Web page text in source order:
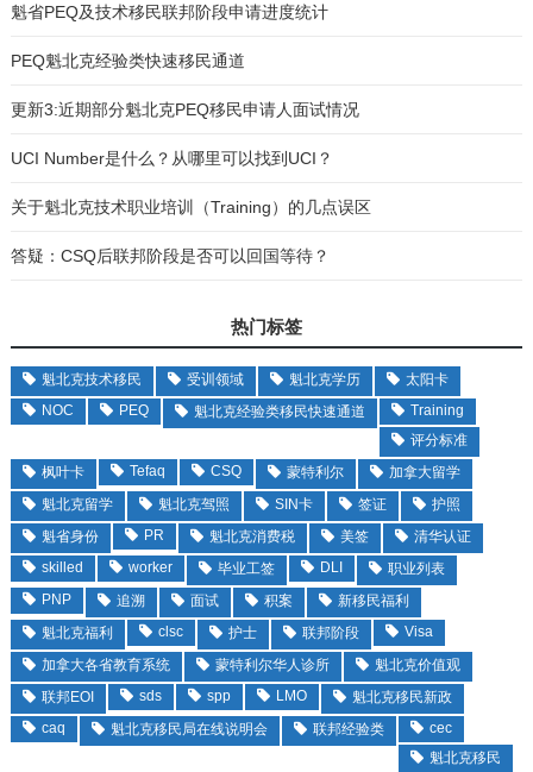
魁省PEQ及技术移民联邦阶段申请进度统计
PEQ魁北克经验类快速移民通道
更新3:近期部分魁北克PEQ移民申请人面试情况
UCI Number是什么？从哪里可以找到UCI？
关于魁北克技术职业培训（Training）的几点误区
答疑：CSQ后联邦阶段是否可以回国等待？
热门标签
魁北克技术移民 受训领域 魁北克学历
太阳卡
NOC
PEQ 魁北克经验类移民快速通道
Training
评分标准
枫叶卡
Tefaq CSQ 蒙特利尔
加拿大留学
魁北克留学
魁北克驾照 SIN卡 签证
护照
魁省身份
PR 魁北克消费税 美签
清华认证
skilled
worker 毕业工签 DLI
职业列表
PNP
追溯 面试 积案
新移民福利
魁北克福利
clsc 护士 联邦阶段
Visa
加拿大各省教育系统
蒙特利尔华人诊所
魁北克价值观
联邦EOI
sds spp LMO
魁北克移民新政
caq
魁北克移民局在线说明会 联邦经验类
cec
魁北克移民